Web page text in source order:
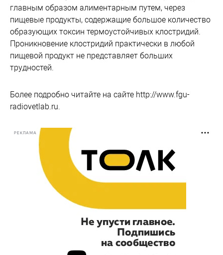
главным образом алиментарным путем, через
пищевые продукты, содержащие большое количество
образующих токсин термоустойчивых клостридий.
Проникновение клостридий практически в любой
пищевой продукт не представляет больших
трудностей.
Более подробно читайте на сайте http://www.fgu-
radiovetlab.ru.
РЕКЛАМА